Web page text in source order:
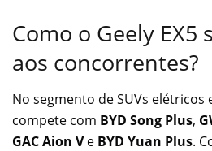
Como o Geely EX5
aos concorrentes?
No segmento de SUVs elétricos
compete com BYD Song Plus,
GAC Aion Ve BYD Yuan Plus.